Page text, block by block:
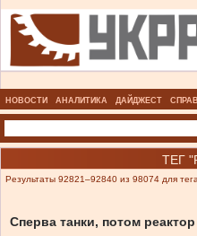
НОВОСТИ АНАЛИТИКА ДАЙДЖЕСТ
ТЕГ
Результаты 92821–92840 из 98074 для
Сперва танки, потом реактор